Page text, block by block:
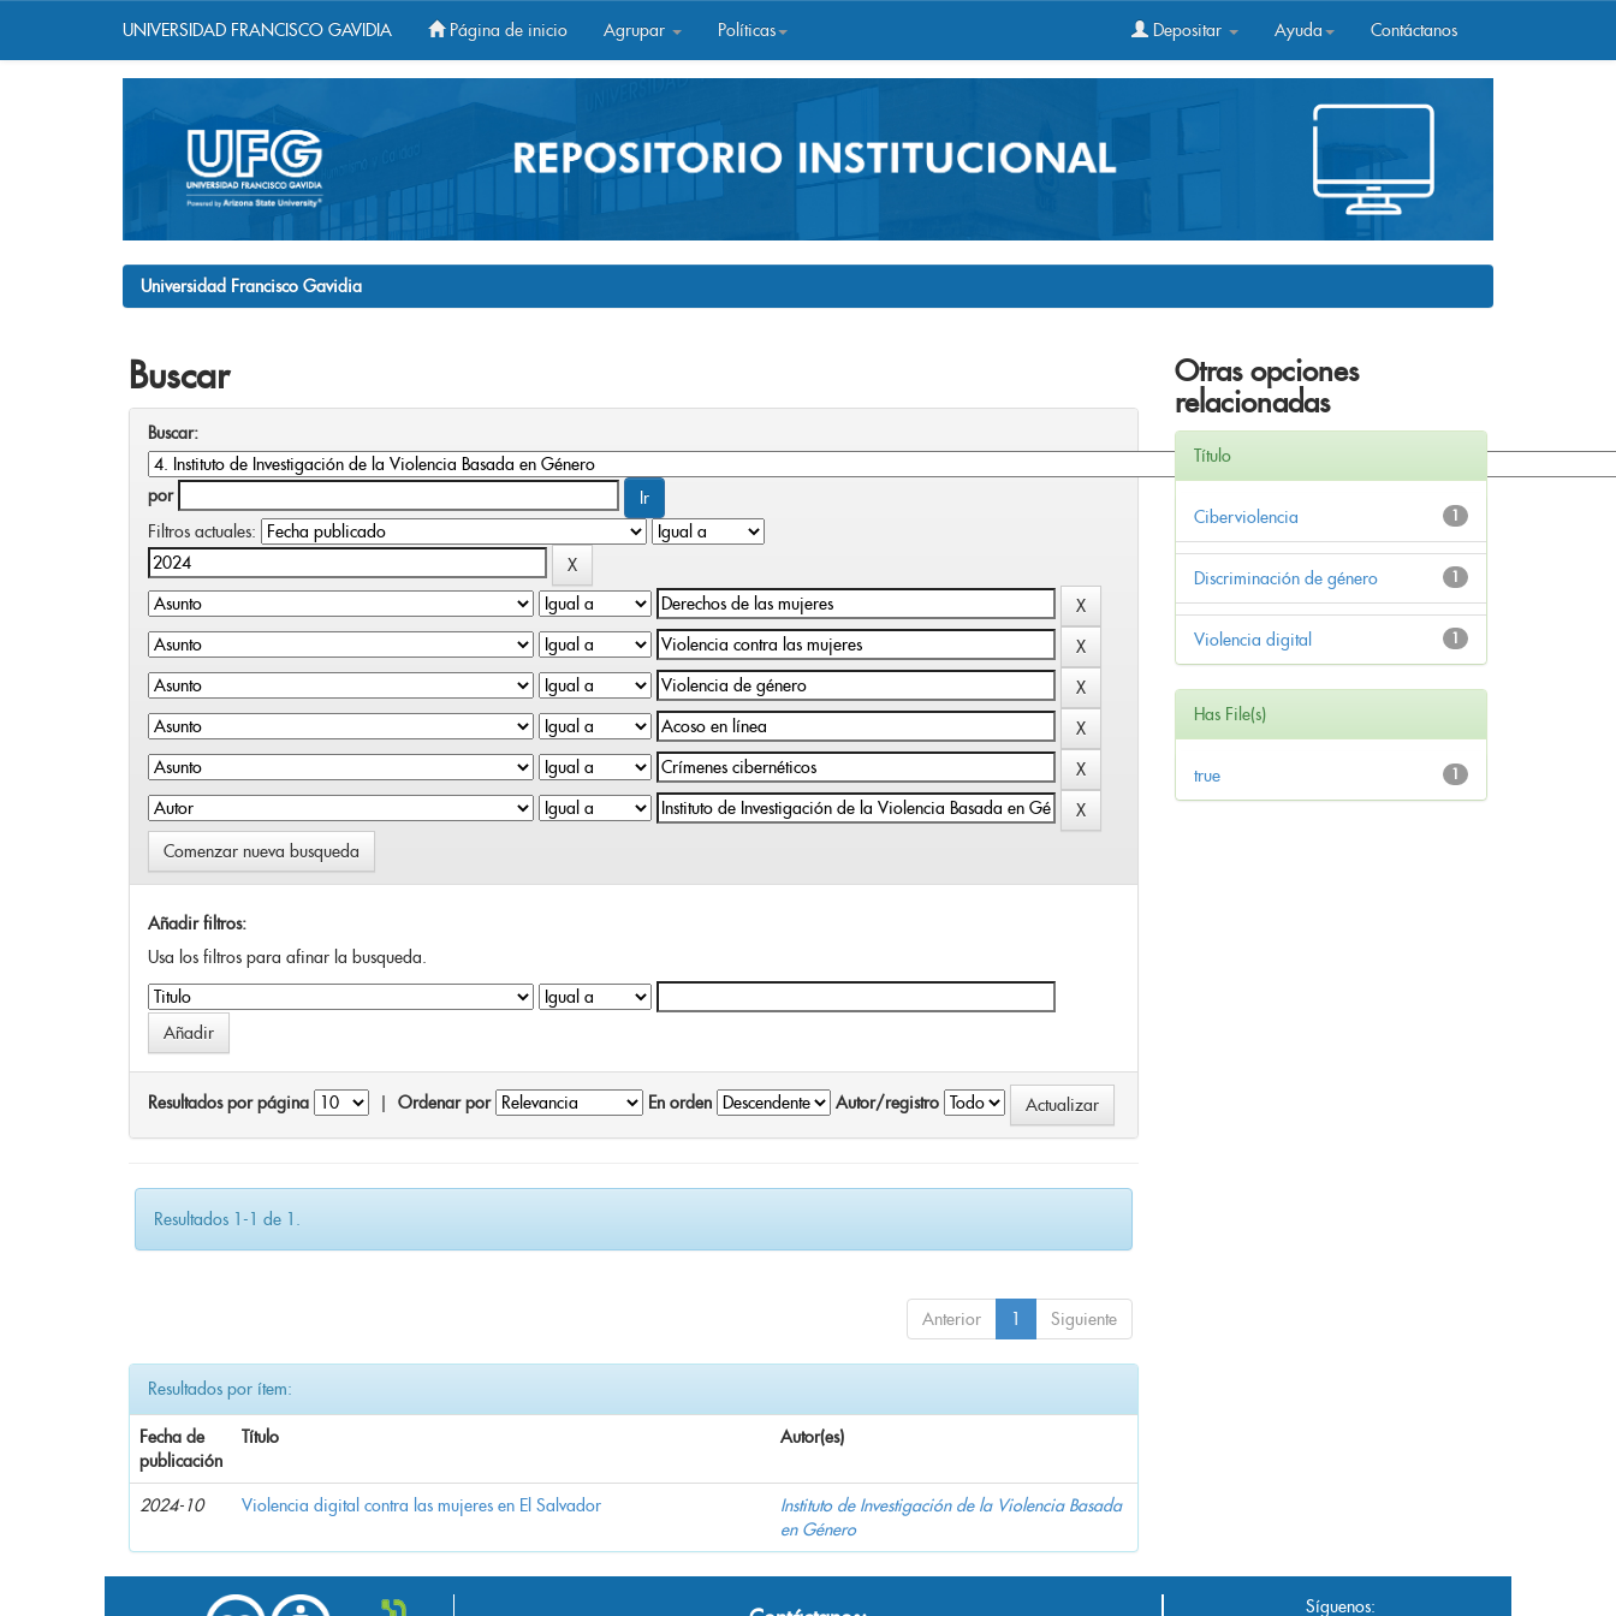
UNIVERSIDAD FRANCISCO GAVIDIA Página de inicio Agrupar Políticas Depositar Ayuda Contáctanos
Universidad Francisco Gavidia
Buscar
Buscar:
por
Filtros actuales:
Comenzar nueva busqueda
Añadir filtros:
Usa los filtros para afinar la busqueda.
Resultados por página Ordenar por En orden Autor/registro
Resultados 1-1 de 1.
Anterior 1 Siguiente
Resultados por ítem:
Fecha de
publicación
Título Autor(es)
2024-10 Violencia digital contra las mujeres en El Salvador
Instituto de Investigación de la Violencia Basada
en Género
Otras opciones
relacionadas
Título
1
Ciberviolencia
1
Discriminación de género
1
Violencia digital
Has File(s)
1
true
Síguenos: